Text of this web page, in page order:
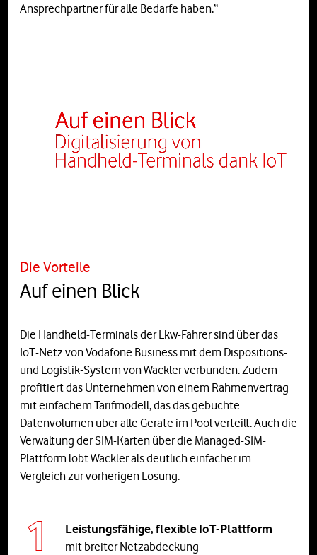
Ansprechpartner für alle Bedarfe haben.“
Die Vorteile
Auf einen Blick
Die Handheld-Terminals der Lkw-Fahrer sind über das
IoT-Netz von Vodafone Business mit dem Dispositions-
und Logistik-System von Wackler verbunden. Zudem
profitiert das Unternehmen von einem Rahmenvertrag
mit einfachem Tarifmodell, das das gebuchte
Datenvolumen über alle Geräte im Pool verteilt. Auch die
Verwaltung der SIM-Karten über die Managed-SIM-
Plattform lobt Wackler als deutlich einfacher im
Vergleich zur vorherigen Lösung.
Leistungsfähige, flexible IoT-Plattform
mit breiter Netzabdeckung